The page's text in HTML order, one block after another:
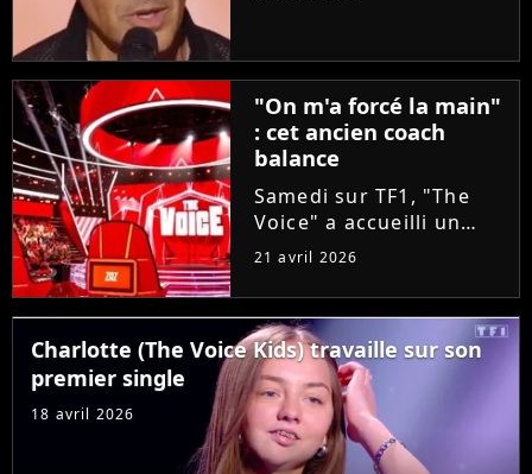
d'un candidat. A-t-il
réussi à convaincre Lara
Fabian, Florent Pagny,...
"On m'a forcé la main"
: cet ancien coach
balance
Samedi sur TF1, "The
Voice" a accueilli un
invité exceptionnel pour
Louis Bertignac ! Coach
emblématique des deux
premières saisons, le
rockeur avait
pourtant...
21 avril 2026
Charlotte (The Voice Kids) travaille sur son
premier single
18 avril 2026